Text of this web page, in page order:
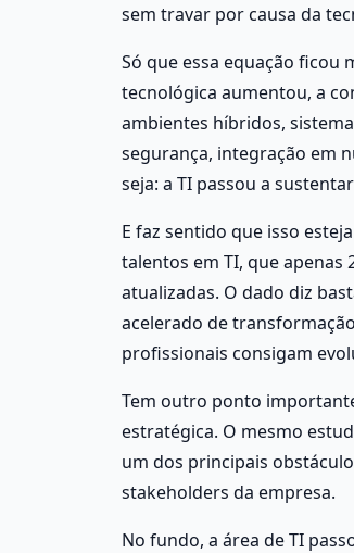
sem travar por causa da
Só que essa equação ficou
tecnológica aumentou, a
ambientes híbridos,
segurança, integração em
seja: a TI passou a
E faz sentido que isso
talentos em TI, que
atualizadas. O dado diz
acelerado de
profissionais consigam
Tem outro ponto
estratégica. O mesmo
um dos principais
stakeholders da empresa.
No fundo, a área de TI